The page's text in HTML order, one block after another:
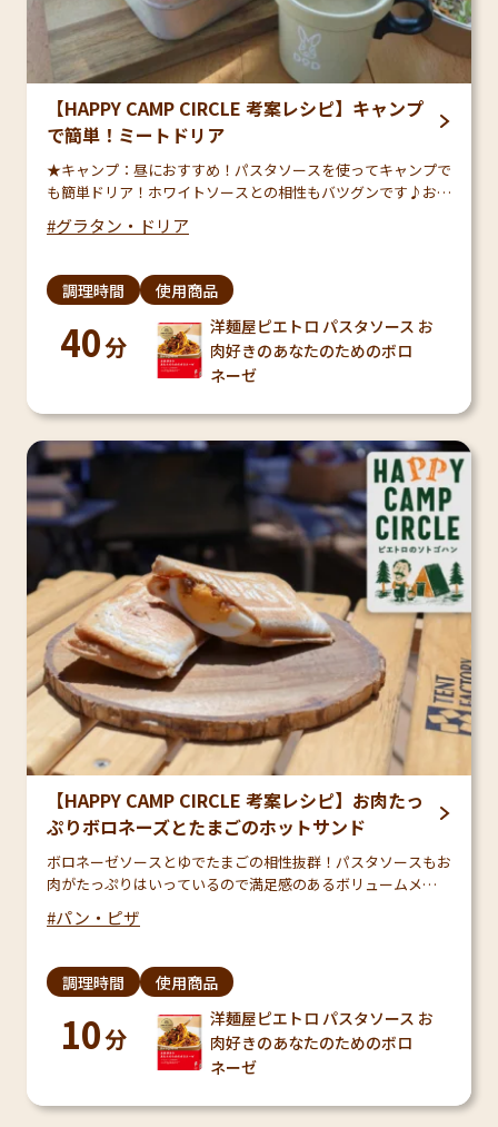
【HAPPY CAMP CIRCLE 考案レシピ】キャンプ
で簡単！ミートドリア
★キャンプ：昼におすすめ！パスタソースを使ってキャンプで
も簡単ドリア！ホワイトソースとの相性もバツグンです♪お肉
炊く時間を含みます
グラタン・ドリア
調理時間
40分
使用商品
洋麺屋ピエトロ パスタソース お
肉好きのあなたのためのボロ
ネーゼ
【HAPPY CAMP CIRCLE 考案レシピ】お肉たっ
ぷりボロネーズとたまごのホットサンド
ボロネーゼソースとゆでたまごの相性抜群！パスタソースもお
肉がたっぷりはいっているので満足感のあるボリュームメ
ニューです♪
パン・ピザ
調理時間
10分
使用商品
洋麺屋ピエトロ パスタソース お
肉好きのあなたのためのボロ
ネーゼ